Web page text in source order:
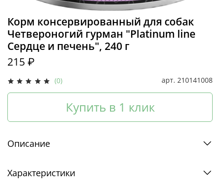
(0) арт. 210141008
Корм консервированный для собак
Четвероногий гурман "Platinum line
Сердце и печень", 240 г
215 ₽
Купить в 1 клик
Описание
Характеристики